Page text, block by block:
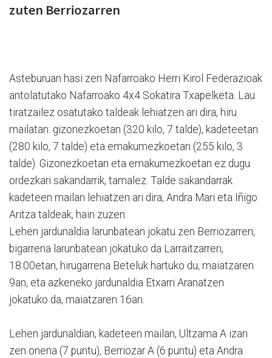
zuten Berriozarren
Asteburuan hasi zen Nafarroako Herri Kirol Federazioak
antolatutako Nafarroako 4x4 Sokatira Txapelketa. Lau
tiratzailez osatutako taldeak lehiatzen ari dira, hiru
mailatan: gizonezkoetan (320 kilo, 7 talde), kadeteetan
(280 kilo, 7 talde) eta emakumezkoetan (255 kilo, 3
talde). Gizonezkoetan eta emakumezkoetan ez dugu
ordezkari sakandarrik, tamalez. Talde sakandarrak
kadeteen mailan lehiatzen ari dira, Andra Mari eta Iñigo
Aritza taldeak, hain zuzen.
Lehen jardunaldia larunbatean jokatu zen Berriozarren,
bigarrena larunbatean jokatuko da Larraitzarren,
18:00etan, hirugarrena Beteluk hartuko du, maiatzaren
9an, eta azkeneko jardunaldia Etxarri Aranatzen
jokatuko da, maiatzaren 16an.
Lehen jardunaldian, kadeteen mailan, Ultzama A izan
zen onena (7 puntu), Berriozar A (6 puntu) eta Andra